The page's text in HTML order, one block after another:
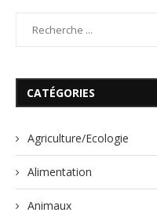
CATÉGORIES
Agriculture/Ecologie
Alimentation
Animaux